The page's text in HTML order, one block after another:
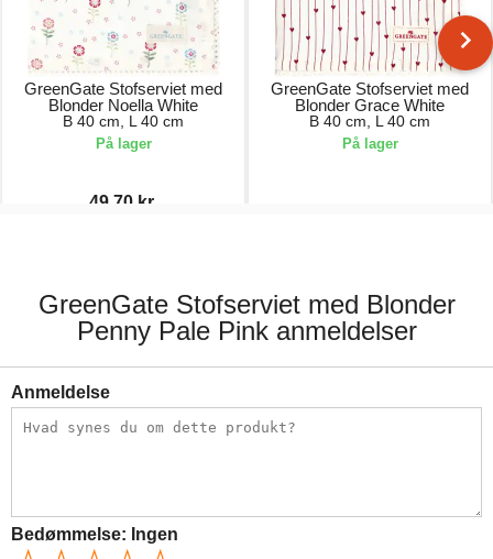
GreenGate Stofserviet med
Blonder Noella White
B 40 cm, L 40 cm
På lager
49,70 kr.
GreenGate Stofserviet med
Blonder Grace White
B 40 cm, L 40 cm
På lager
GreenGate Stofserviet med Blonder
Penny Pale Pink anmeldelser
Anmeldelse
Bedømmelse: Ingen